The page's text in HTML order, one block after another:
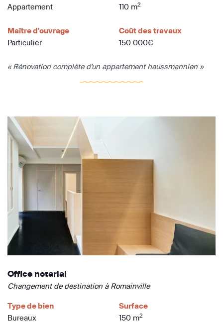
Appartement
110 m2
Maître d'ouvrage
Particulier
Coût des travaux
150 000€
« Rénovation complète d'un appartement haussmannien »
Office notarial
Changement de destination à Romainville
Type de bien
Bureaux
Surface
150 m2